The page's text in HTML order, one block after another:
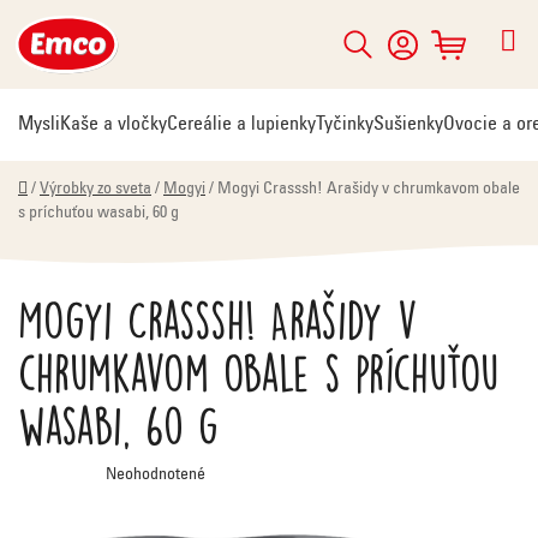
na
obsah
Hľadať
NÁKUPNÝ
KOŠÍK
MysliKaše a vločkyCereálie a lupienky TyčinkySušienkyOvocie a
Domov
/ Výrobky zo sveta / Mogyi / Mogyi Crasssh! Arašidy v chrumkavom obale
s príchuťou wasabi, 60 g
Mogyi Crasssh! Arašidy v
chrumkavom obale s príchuťou
wasabi, 60 g
Priemerné
hodnotenie
Neohodnotené